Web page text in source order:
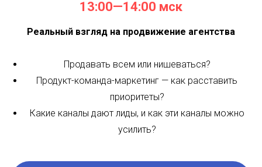
13:00—14:00 мск
Реальный взгляд на продвижение агентства
Продавать всем или нишеваться?
Продукт-команда-маркетинг — как расставить
приоритеты?
Какие каналы дают лиды, и как эти каналы можно
усилить?